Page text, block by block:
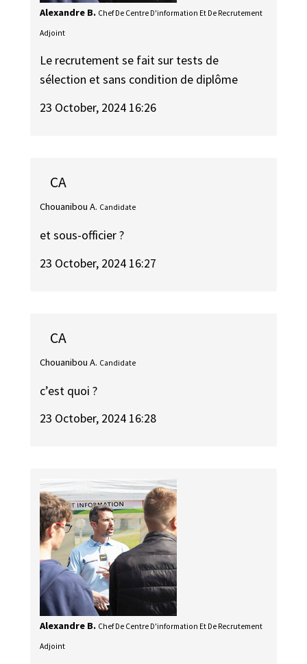
Alexandre B. Chef De Centre D'information Et De Recrutement
Adjoint
Le recrutement se fait sur tests de
sélection et sans condition de diplôme
23 October, 2024 16:26
CA
Chouanibou A. Candidate
et sous-officier ?
23 October, 2024 16:27
CA
Chouanibou A. Candidate
c’est quoi ?
23 October, 2024 16:28
Alexandre B. Chef De Centre D'information Et De Recrutement
Adjoint